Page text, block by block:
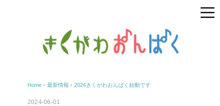
Home › 最新情報 › 2024きくがわおんぱく始動です
2024-06-01